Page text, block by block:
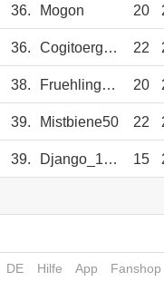
36. Mogon 20
36. Cogitoergosum 22
38. Fruehlingsrolle 20
39. Mistbiene50 22
39. Django_1609 15
DE Hilfe App Fanshop